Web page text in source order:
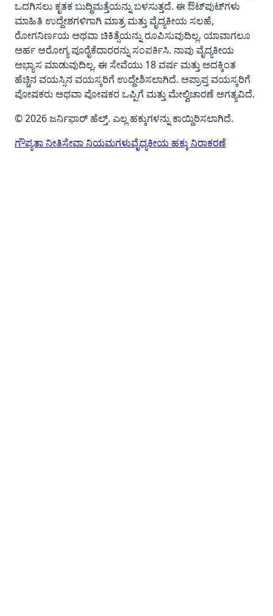
ಒದಗಿಸಲು ಕೃತಕ ಬುದ್ಧಿಮತ್ತೆಯನ್ನು ಬಳಸುತ್ತದೆ. ಈ ಔಟ್‌ಪುಟ್‌ಗಳು
ಮಾಹಿತಿ ಉದ್ದೇಶಗಳಿಗಾಗಿ ಮಾತ್ರ ಮತ್ತು ವೈದ್ಯಕೀಯ ಸಲಹೆ,
ರೋಗನಿರ್ಣಯ ಅಥವಾ ಚಿಕಿತ್ಸೆಯನ್ನು ರೂಪಿಸುವುದಿಲ್ಲ. ಯಾವಾಗಲೂ
ಅರ್ಹ ಆರೋಗ್ಯ ಪೂರೈಕೆದಾರರನ್ನು ಸಂಪರ್ಕಿಸಿ. ನಾವು ವೈದ್ಯಕೀಯ
ಅಭ್ಯಾಸ ಮಾಡುವುದಿಲ್ಲ. ಈ ಸೇವೆಯು 18 ವರ್ಷ ಮತ್ತು ಅದಕ್ಕಿಂತ
ಹೆಚ್ಚಿನ ವಯಸ್ಸಿನ ವಯಸ್ಕರಿಗೆ ಉದ್ದೇಶಿಸಲಾಗಿದೆ. ಅಪ್ರಾಪ್ತ ವಯಸ್ಕರಿಗೆ
ಪೋಷಕರು ಅಥವಾ ಪೋಷಕರ ಒಪ್ಪಿಗೆ ಮತ್ತು ಮೇಲ್ವಿಚಾರಣೆ ಅಗತ್ಯವಿದೆ.
© 2026 ಜರ್ನಿಫಾರ್ ಹೆಲ್ತ್. ಎಲ್ಲ ಹಕ್ಕುಗಳನ್ನು ಕಾಯ್ದಿರಿಸಲಾಗಿದೆ.
ಗೌಪ್ಯತಾ ನೀತಿಸೇವಾ ನಿಯಮಗಳುವೈದ್ಯಕೀಯ ಹಕ್ಕು ನಿರಾಕರಣೆ